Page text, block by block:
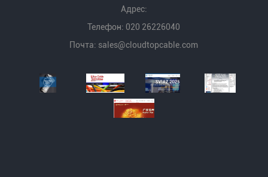
Адрес:
Телефон: 020 26226040
Почта: sales@cloudtopcable.com